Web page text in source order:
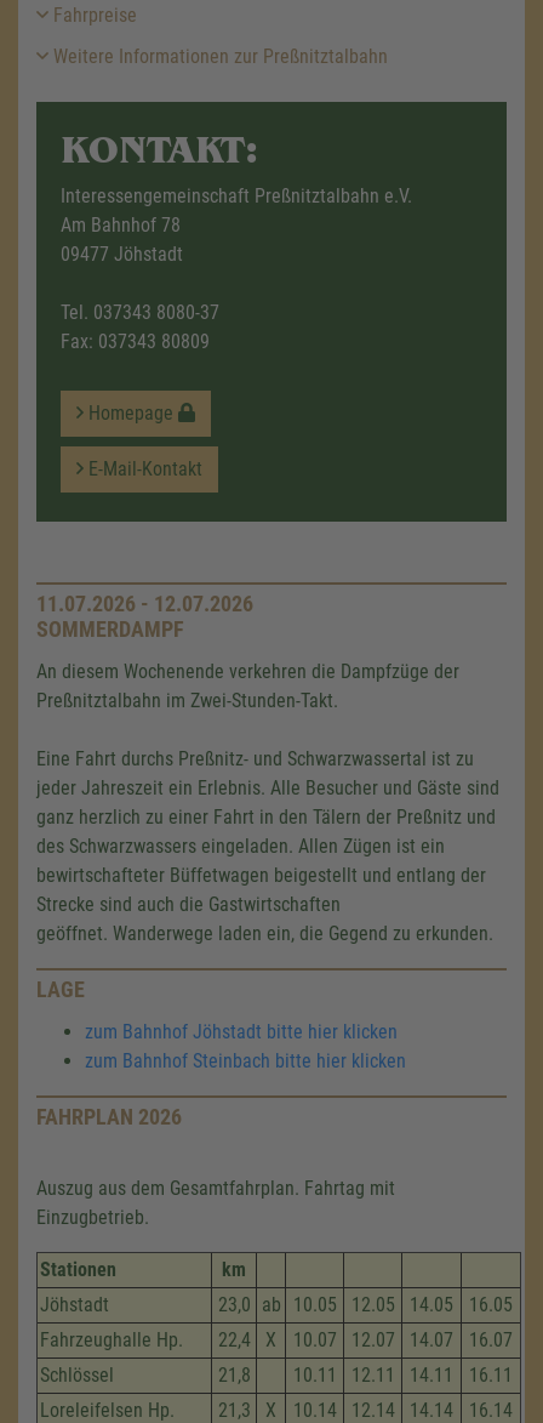
Fahrpreise
Weitere Informationen zur Preßnitztalbahn
KONTAKT:
Interessengemeinschaft Preßnitztalbahn e.V.
Am Bahnhof 78
09477 Jöhstadt
Tel. 037343 8080-37
Fax: 037343 80809
Homepage
E-Mail-Kontakt
11.07.2026 - 12.07.2026
SOMMERDAMPF
An diesem Wochenende verkehren die Dampfzüge der
Preßnitztalbahn im Zwei-Stunden-Takt.
Eine Fahrt durchs Preßnitz- und Schwarzwassertal ist zu
jeder Jahreszeit ein Erlebnis. Alle Besucher und Gäste sind
ganz herzlich zu einer Fahrt in den Tälern der Preßnitz und
des Schwarzwassers eingeladen. Allen Zügen ist ein
bewirtschafteter Büffetwagen beigestellt und entlang der
Strecke sind auch die Gastwirtschaften
geöffnet. Wanderwege laden ein, die Gegend zu erkunden.
LAGE
zum Bahnhof Jöhstadt bitte hier klicken
zum Bahnhof Steinbach bitte hier klicken
FAHRPLAN 2026
Auszug aus dem Gesamtfahrplan. Fahrtag mit
Einzugbetrieb.
Stationen
km
Jöhstadt
23,0 ab 10.05 12.05 14.05
16.05
Fahrzeug­halle Hp.
22,4 X 10.07 12.07 14.07
16.07
Schlössel
21,8 10.11 12.11 14.11
16.11
Loreleifelsen Hp.
21,3 X 10.14 12.14 14.14 16.14